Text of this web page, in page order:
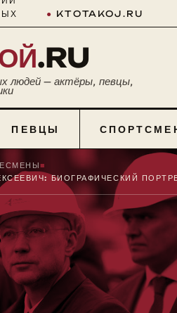
● KTOTAKOJ.RU
.RU
людей — актёры, певцы,
ПЕВЦЫ
■
БИОГРАФИЧЕСКИЙ